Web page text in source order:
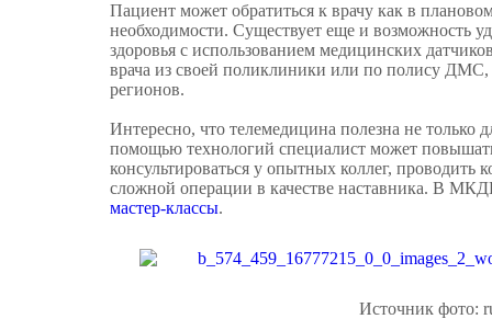
Пациент может обратиться к врачу как в
необходимости. Существует еще и возможность
здоровья с использованием медицинских
врача из своей поликлиники или по полису ДМС,
регионов.
Интересно, что телемедицина полезна не только
помощью технологий специалист может
консультироваться у опытных коллег, проводить
сложной операции в качестве наставника. В
мастер-классы.
Источник фото: